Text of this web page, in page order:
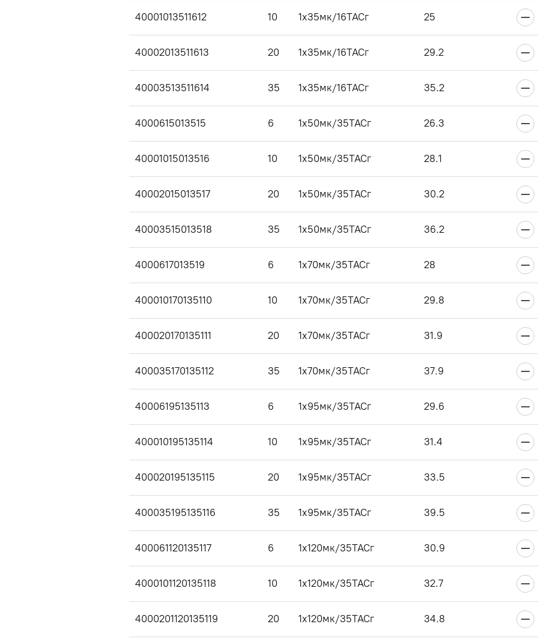
40001013511612 10 1x35мк/16ТАСг 25
40002013511613 20 1x35мк/16ТАСг 29.2
40003513511614 35 1x35мк/16ТАСг 35.2
4000615013515 6 1x50мк/35ТАСг 26.3
40001015013516 10 1x50мк/35ТАСг 28.1
40002015013517 20 1x50мк/35ТАСг 30.2
40003515013518 35 1x50мк/35ТАСг 36.2
4000617013519 6 1x70мк/35ТАСг 28
400010170135110 10 1x70мк/35ТАСг 29.8
400020170135111 20 1x70мк/35ТАСг 31.9
400035170135112 35 1x70мк/35ТАСг 37.9
40006195135113 6 1x95мк/35ТАСг 29.6
400010195135114 10 1x95мк/35ТАСг 31.4
400020195135115 20 1x95мк/35ТАСг 33.5
400035195135116 35 1x95мк/35ТАСг 39.5
400061120135117 6 1x120мк/35ТАСг 30.9
4000101120135118 10 1x120мк/35ТАСг 32.7
4000201120135119 20 1x120мк/35ТАСг 34.8